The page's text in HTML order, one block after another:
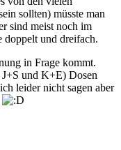
sollten) müsste man
sind meist noch im
doppelt und dreifach.
in Frage kommt.
und K+E) Dosen
leider nicht sagen aber